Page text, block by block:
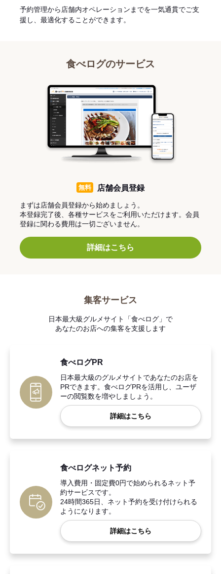
予約管理から店舗内オペレーションまでを一気通貫でご支
援し、最適化することができます。
食べログのサービス
無料 店舗会員登録
まずは店舗会員登録から始めましょう。
本登録完了後、各種サービスをご利用いただけます。会員
登録に関わる費用は一切ございません。
詳細はこちら
集客サービス
日本最大級グルメサイト「食べログ」で
あなたのお店への集客を支援します
食べログPR
日本最大級のグルメサイトであなたのお店を
PRできます。食べログPRを活用し、ユーザ
ーの閲覧数を増やしましょう。
詳細はこちら
食べログネット予約
導入費用・固定費0円で始められるネット予
約サービスです。
24時間365日、ネット予約を受け付けられる
ようになります。
詳細はこちら